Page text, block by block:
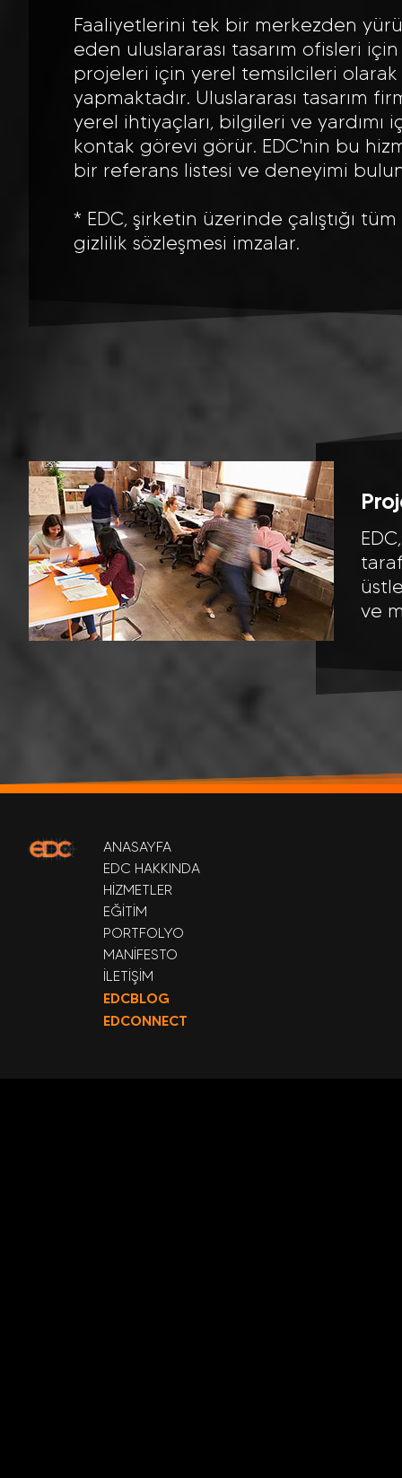
Faaliyetlerini tek bir merkezden
eden uluslararası tasarım ofisleri
projeleri için yerel temsilcileri
yapmaktadır. Uluslararası tasarım
yerel ihtiyaçları, bilgileri ve yardımı
kontak görevi görür. EDC'nin bu
bir referans listesi ve deneyimi
* EDC, şirketin üzerinde çalıştığı
gizlilik sözleşmesi imzalar.
ve
ANASAYFA
EDC HAKKINDA
HİZMETLER
EĞİTİM
PORTFOLYO
MANİFESTO
İLETİŞİM
EDCBLOG
EDCONNECT